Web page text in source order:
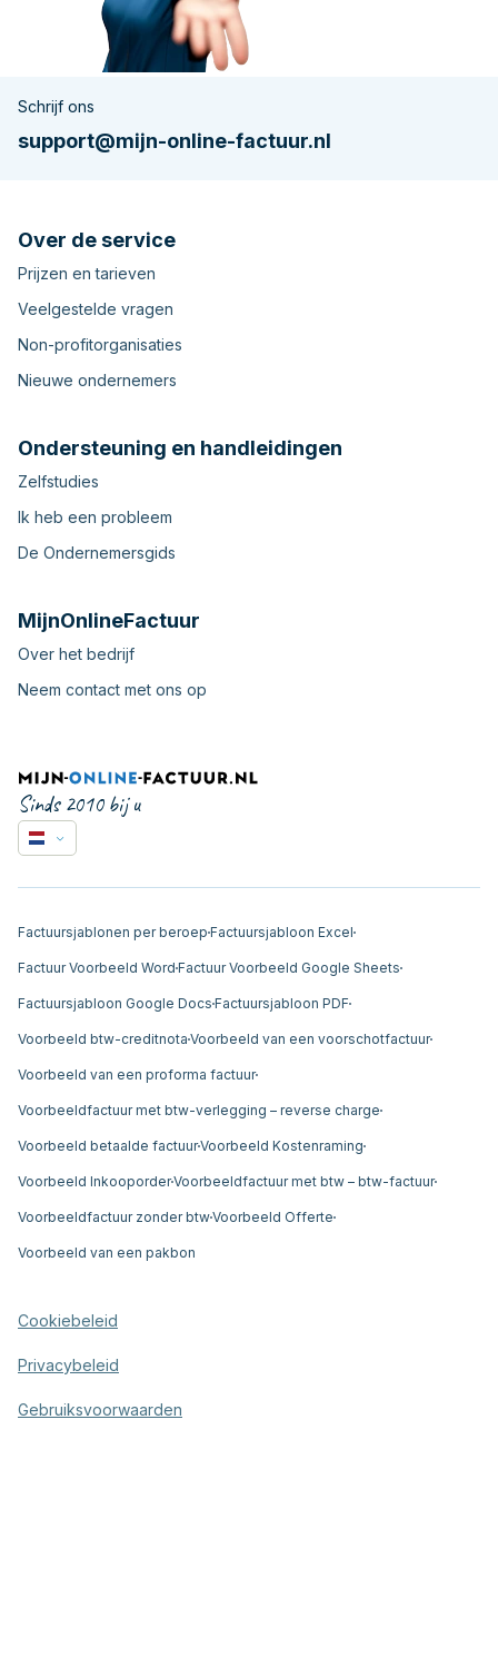
Schrijf ons
support@mijn-online-factuur.nl
Over de service
Prijzen en tarieven
Veelgestelde vragen
Non-profitorganisaties
Nieuwe ondernemers
Ondersteuning en handleidingen
Zelfstudies
Ik heb een probleem
De Ondernemersgids
MijnOnlineFactuur
Over het bedrijf
Neem contact met ons op
Sinds 2010 bij u
Factuursjablonen per beroep Factuursjabloon Excel
Factuur Voorbeeld Word Factuur Voorbeeld Google Sheets
Factuursjabloon Google Docs Factuursjabloon PDF
Voorbeeld btw-creditnota Voorbeeld van een voorschotfactuur
Voorbeeld van een proforma factuur
Voorbeeldfactuur met btw-verlegging – reverse charge
Voorbeeld betaalde factuurVoorbeeld Kostenraming
Voorbeeld InkooporderVoorbeeldfactuur met btw – btw-factuur
Voorbeeldfactuur zonder btwVoorbeeld Offerte
Voorbeeld van een pakbon
Cookiebeleid
Privacybeleid
Gebruiksvoorwaarden